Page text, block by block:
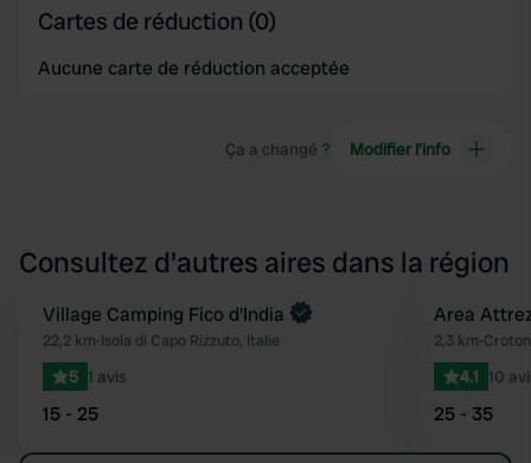
Cartes de réduction (0)
Aucune carte de réduction acceptée
Ça a changé ? Modifier l’info
Consultez d'autres aires dans la région
Préféré
Reserve maintenant
Village Camping Fico d'India
22,2 km•Isola di Capo Rizzuto, Italie
5 1 avis
15 - 25
Area
2,3 km•
4.1 10
25 - 35